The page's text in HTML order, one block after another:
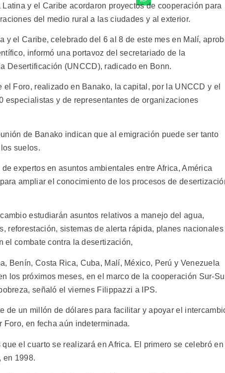
y el Caribe acordaron proyectos de cooperación para
del medio rural a las ciudades y al exterior.
y el Caribe, celebrado del 6 al 8 de este mes en Malí,
informó una portavoz del secretariado de la
Desertificación (UNCCD), radicado en Bonn.
Foro, realizado en Banako, la capital, por la UNCCD y el
especialistas y de representantes de organizaciones
de Banako indican que al emigración puede ser tanto
suelos.
expertos en asuntos ambientales entre Africa, América
ampliar el conocimiento de los procesos de
estudiarán asuntos relativos a manejo del agua,
reforestación, sistemas de alerta rápida, planes nacionales
el combate contra la desertización,
Benín, Costa Rica, Cuba, Malí, México, Perú y Venezuela
los próximos meses, en el marco de la cooperación Sur-
señaló el viernes Filippazzi a IPS.
de un millón de dólares para facilitar y apoyar el
Foro, en fecha aún indeterminada.
el cuarto se realizará en Africa. El primero se celebró en
en 1998.